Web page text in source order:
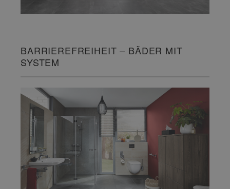
BARRIEREFREIHEIT – BÄDER MIT
SYSTEM